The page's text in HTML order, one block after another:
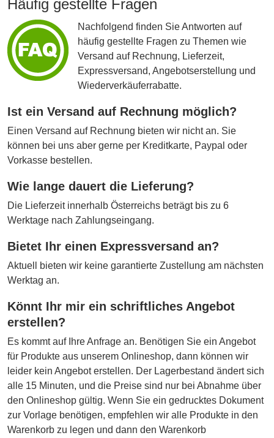
Häufig gestellte Fragen
Nachfolgend finden Sie Antworten auf
häufig gestellte Fragen zu Themen wie
Versand auf Rechnung, Lieferzeit,
Expressversand, Angebotserstellung und
Wiederverkäuferrabatte.
Ist ein Versand auf Rechnung möglich?
Einen Versand auf Rechnung bieten wir nicht an. Sie
können bei uns aber gerne per Kreditkarte, Paypal oder
Vorkasse bestellen.
Wie lange dauert die Lieferung?
Die Lieferzeit innerhalb Österreichs beträgt bis zu 6
Werktage nach Zahlungseingang.
Bietet Ihr einen Expressversand an?
Aktuell bieten wir keine garantierte Zustellung am nächsten
Werktag an.
Könnt Ihr mir ein schriftliches Angebot
erstellen?
Es kommt auf Ihre Anfrage an. Benötigen Sie ein Angebot
für Produkte aus unserem Onlineshop, dann können wir
leider kein Angebot erstellen. Der Lagerbestand ändert sich
alle 15 Minuten, und die Preise sind nur bei Abnahme über
den Onlineshop gültig. Wenn Sie ein gedrucktes Dokument
zur Vorlage benötigen, empfehlen wir alle Produkte in den
Warenkorb zu legen und dann den Warenkorb